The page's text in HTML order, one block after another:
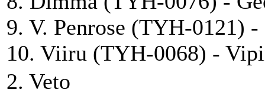
9. V. Penrose (TYH-0121)
10. Viiru (TYH-0068) -
2. Veto